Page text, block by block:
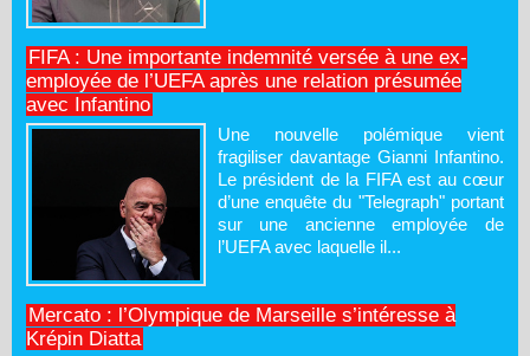
FIFA : Une importante indemnité versée à une ex-
employée de l’UEFA après une relation présumée
avec Infantino
Une nouvelle polémique vient
fragiliser davantage Gianni Infantino.
Le président de la FIFA est au cœur
d’une enquête du "Telegraph" portant
sur une ancienne employée de
l’UEFA avec laquelle il...
Mercato : l’Olympique de Marseille s’intéresse à
Krépin Diatta